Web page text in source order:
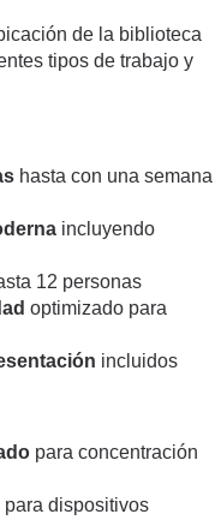
de la biblioteca
tipos de trabajo y
hasta con una semana
incluyendo
12 personas
optimizado para
incluidos
para concentración
para dispositivos